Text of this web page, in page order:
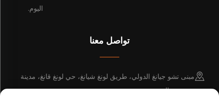
اليوم.
تواصل معنا
مبنى تشو جيانغ الدولي، طريق لونغ شيانغ، حي لونغ قانغ، مدينة
شنتشن، الصين